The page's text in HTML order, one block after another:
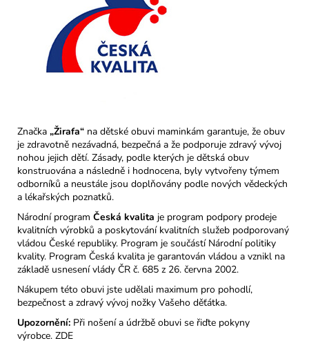
Značka „Žirafa“ na dětské obuvi maminkám garantuje, že obuv
je zdravotně nezávadná, bezpečná a že podporuje zdravý vývoj
nohou jejich dětí. Zásady, podle kterých je dětská obuv
konstruována a následně i hodnocena, byly vytvořeny týmem
odborníků a neustále jsou doplňovány podle nových vědeckých
a lékařských poznatků.
Národní program Česká kvalita je program podpory prodeje
kvalitních výrobků a poskytování kvalitních služeb podporovaný
vládou České republiky. Program je součástí Národní politiky
kvality. Program Česká kvalita je garantován vládou a vznikl na
základě usnesení vlády ČR č. 685 z 26. června 2002.
Nákupem této obuvi jste udělali maximum pro pohodlí,
bezpečnost a zdravý vývoj nožky Vašeho děťátka.
Upozornění: Při nošení a údržbě obuvi se řiďte pokyny
výrobce. ZDE